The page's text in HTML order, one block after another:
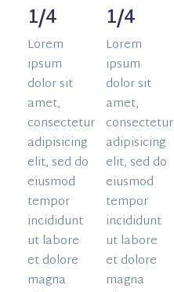
1/4
Lorem
ipsum
dolor sit
amet,
consectetur
adipisicing
elit, sed do
eiusmod
tempor
incididunt
ut labore
et dolore
magna
1/4
Lorem
ipsum
dolor sit
amet,
consectetur
adipisicing
elit, sed do
eiusmod
tempor
incididunt
ut labore
et dolore
magna